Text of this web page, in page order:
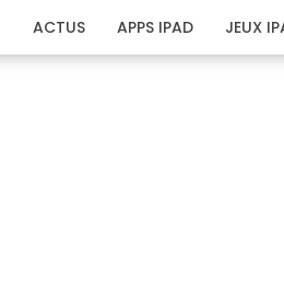
ACTUS APPS IPAD JEUX